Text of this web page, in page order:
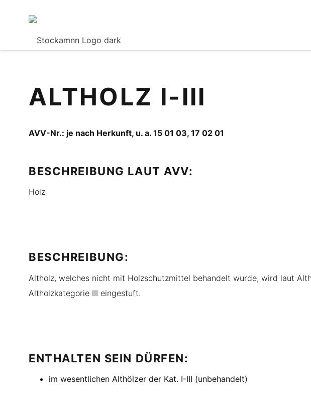
ALTHOLZ I-III
AVV-Nr.: je nach Herkunft, u. a. 15 01 03, 17 02 01
BESCHREIBUNG LAUT AVV:
Holz
BESCHREIBUNG:
Altholz, welches nicht mit Holzschutzmittel behandelt wurde, wird laut
Altholzkategorie III eingestuft.
ENTHALTEN SEIN DÜRFEN:
im wesentlichen Althölzer der Kat. I-III (unbehandelt)